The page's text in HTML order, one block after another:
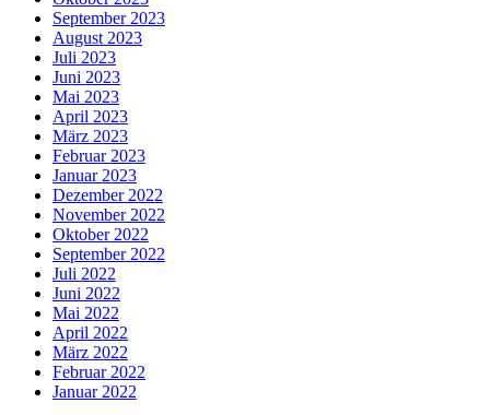
September 2023
August 2023
Juli 2023
Juni 2023
Mai 2023
April 2023
März 2023
Februar 2023
Januar 2023
Dezember 2022
November 2022
Oktober 2022
September 2022
Juli 2022
Juni 2022
Mai 2022
April 2022
März 2022
Februar 2022
Januar 2022